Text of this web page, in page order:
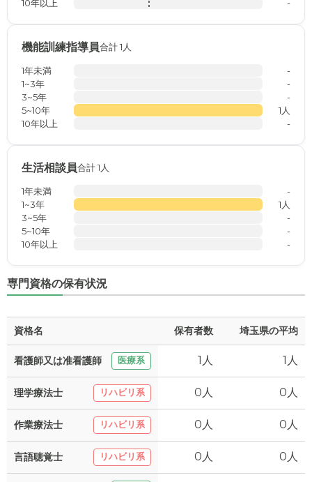
10年以上
-
機能訓練指導員合計 1人
1年未満
-
1~3年
-
3~5年
-
5~10年
1人
10年以上
-
生活相談員合計 1人
1年未満
-
1~3年
1人
3~5年
-
5~10年
-
10年以上
-
専門資格の保有状況
資格名 保有者数 埼玉県の平均
看護師又は准看護師 医療系 1人 1人
理学療法士 リハビリ系 0人 0人
作業療法士 リハビリ系 0人 0人
言語聴覚士 リハビリ系 0人 0人